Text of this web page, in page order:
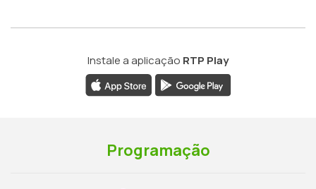
Instale a aplicação RTP Play
Programação